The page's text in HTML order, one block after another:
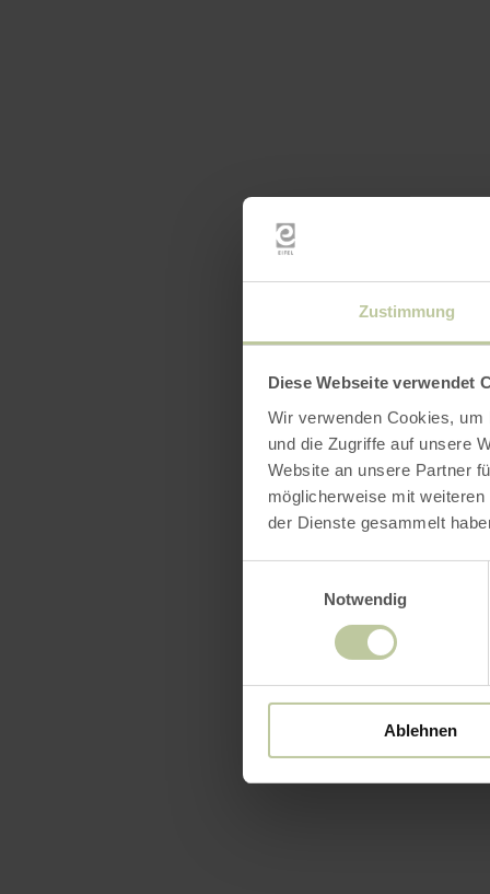
Zustimmung
Diese Webseite verwendet
Wir verwenden Cookies,
und die Zugriffe auf unsere
Website an unsere Partner
möglicherweise mit
der Dienste gesammelt
Notwendig
Ablehnen